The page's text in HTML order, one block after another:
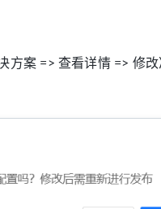
方案 => 查看详情 => 修改